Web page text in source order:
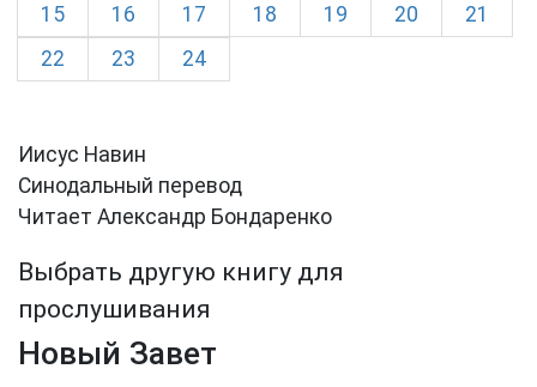
15
16 17 18 19 20
21
22
23 24
Иисус Навин
Синодальный перевод
Читает Александр Бондаренко
Выбрать другую книгу для
прослушивания
Новый Завет